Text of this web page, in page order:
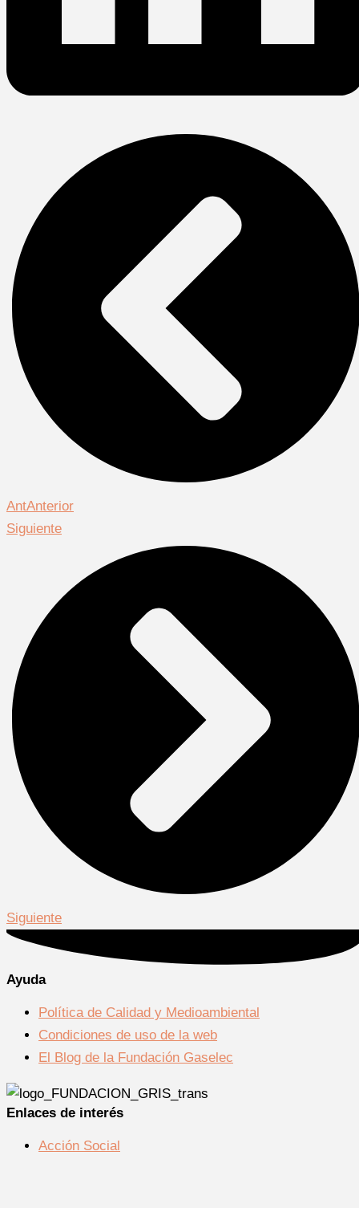
AntAnterior
Siguiente
Siguiente
Ayuda
Política de Calidad y Medioambiental
Condiciones de uso de la web
El Blog de la Fundación Gaselec
Enlaces de interés
Acción Social